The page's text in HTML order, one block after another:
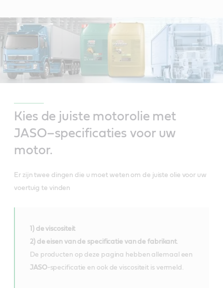
Kies de juiste motorolie met
JASO–specificaties voor uw
motor.
Er zijn twee dingen die u moet weten om de juiste olie voor uw
voertuig te vinden
1) de viscositeit
2) de eisen van de specificatie van de fabrikant
De producten op deze pagina hebben allemaal een
JASO-specificatie en ook de viscositeit is vermeld.